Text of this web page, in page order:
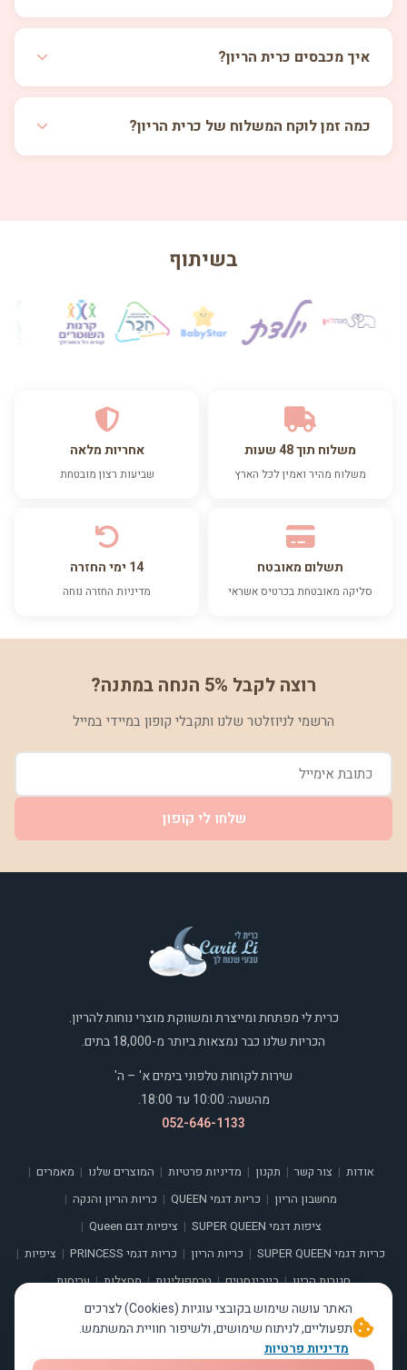
איך מכבסים כרית הריון?
כמה זמן לוקח המשלוח של כרית הריון?
בשיתוף
משלוח תוך 48 שעות
משלוח מהיר ואמין לכל הארץ
אחריות מלאה
שביעות רצון מובטחת
תשלום מאובטח
סליקה מאובטחת בכרטיס אשראי
14 ימי החזרה
מדיניות החזרה נוחה
רוצה לקבל 5% הנחה במתנה?
הרשמי לניוזלטר שלנו ותקבלי קופון במיידי במייל
שלחו לי קופון
כרית לי מפתחת ומייצרת ומשווקת מוצרי נוחות להריון.
הכריות שלנו כבר נמצאות ביותר מ-18,000 בתים.
שירות לקוחות טלפוני בימים א' – ה'
מהשעה: 10:00 עד 18:00.
052-646-1133
אודות | צור קשר | תקנון | מדיניות פרטיות | המוצרים שלנו | מאמרים |
מחשבון הריון | כריות דגמי QUEEN | כריות הריון והנקה |
ציפות דגמי SUPER QUEEN | ציפיות דגם Queen |
כריות דגמי SUPER QUEEN | כריות הריון | כריות דגמי PRINCESS | ציפיות |
חגורות הריון | בייבינסטים | טרמפולינות | מחצלות | עריסות
האתר עושה שימוש בקובצי עוגיות (Cookies) לצרכים
תפעוליים, לניתוח שימושים, ולשיפור חוויית המשתמש.
מדיניות פרטיות